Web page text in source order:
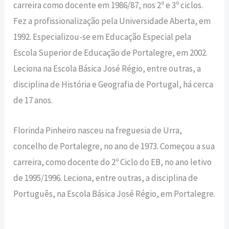
carreira como docente em 1986/87, nos 2º e 3º ciclos.
Fez a profissionalização pela Universidade Aberta, em
1992. Especializou-se em Educação Especial pela
Escola Superior de Educação de Portalegre, em 2002.
Leciona na Escola Básica José Régio, entre outras, a
disciplina de História e Geografia de Portugal, há cerca
de 17 anos.
Florinda Pinheiro nasceu na freguesia de Urra,
concelho de Portalegre, no ano de 1973. Começou a sua
carreira, como docente do 2º Ciclo do EB, no ano letivo
de 1995/1996. Leciona, entre outras, a disciplina de
Português, na Escola Básica José Régio, em Portalegre.